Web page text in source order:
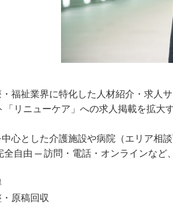
福祉業界に特化した人材紹介・求人
「リニューケア」への求人掲載を拡大
心とした介護施設や病院（エリア相談
全自由 ─ 訪問・電話・オンラインなど
・原稿回収